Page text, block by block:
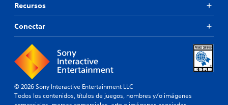
Recursos
Conectar
© 2026 Sony Interactive Entertainment LLC
Todos los contenidos, títulos de juegos, nombres y/o imágenes